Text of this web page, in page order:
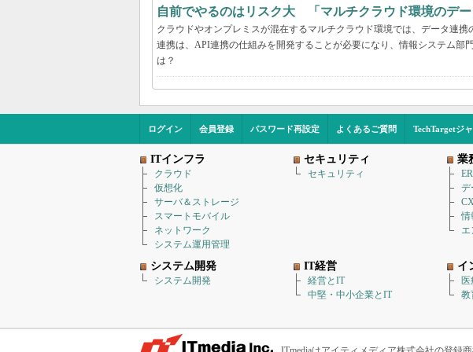
自前でやるのはリスク大 「マルチクラウド環境のデ
クラウドやオンプレミスが混在するマルチクラウド環境では、データ連
連携は、API連携の仕組みを開発することが必要になり、情報システム部
は？
ログイン 会員登録 パスワード再設定 よくあるご質問 TechTargetジ
ITインフラ
クラウド
仮想化
サーバ＆ストレージ
スマートモバイル
ネットワーク
システム運用管理
セキュリティ
セキュリティ
業
デ
情
システム開発
システム開発
IT経営
経営とIT
中堅・中小企業とIT
イ
教